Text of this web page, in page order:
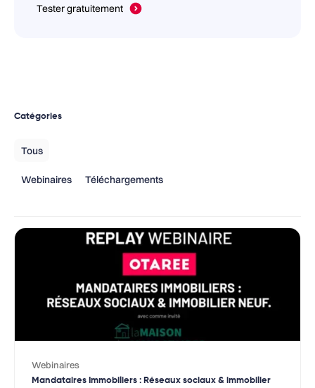
Tester gratuitement
Catégories
Tous
Webinaires Téléchargements
Webinaires
Mandataires Immobiliers : Réseaux sociaux & immobilier